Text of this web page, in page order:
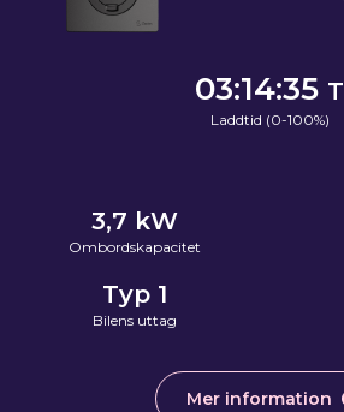
03:14:35 T
Laddtid (0-100%)
3,7 kW
Ombordskapacitet
Typ 1
Bilens uttag
Mer information